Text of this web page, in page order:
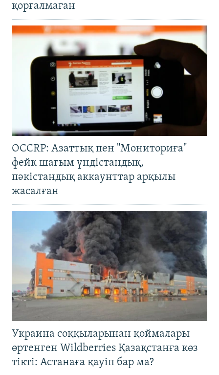
қорғалмаған
OCCRP: Азаттық пен "Мониториға"
фейк шағым үндістандық,
пәкістандық аккаунттар арқылы
жасалған
Украина соққыларынан қоймалары
өртенген Wildberries Қазақстанға көз
тікті: Астанаға қауіп бар ма?